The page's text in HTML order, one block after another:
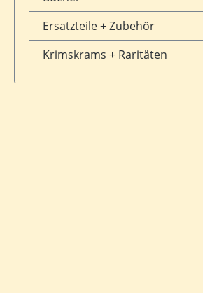
Ersatzteile + Zubehör
Krimskrams + Raritäten